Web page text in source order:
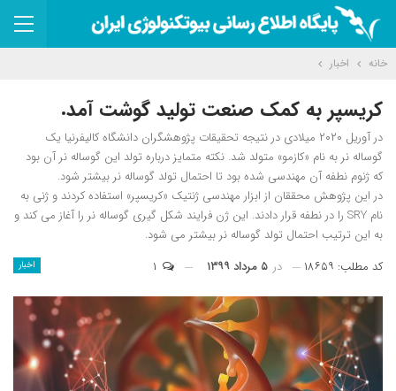
خانه اخبار
کریسپر به کمک صنعت تولید گوشت آمد.
در آوریل ۲۰۲۰ میلادی در نتیجه تحقیقات پژوهشگران دانشگاه کالیفرنیا یک
گوساله نر به نام «کازمو» متولد شد. نکته متمایز درباره تولد این گوساله نر آن بود
که ژنوم نطفه آن مهندسی شده بود تا احتمال تولد گوساله نر بیشتر شود.
در این پژوهش محققان از ابزار مهندسی ژنتیک «کریسپر» استفاده کردند و ژنی به
نام SRY را در نطفه قرار دادند. این ژن فرایند شکل گیری گوساله نر را آغاز می کند و
به این ترتیب احتمال تولد گوساله نر بیشتر می شود.
اخبار کد مطلب: ۱۸۶۵۹ در ۵ مرداد ۱۳۹۹